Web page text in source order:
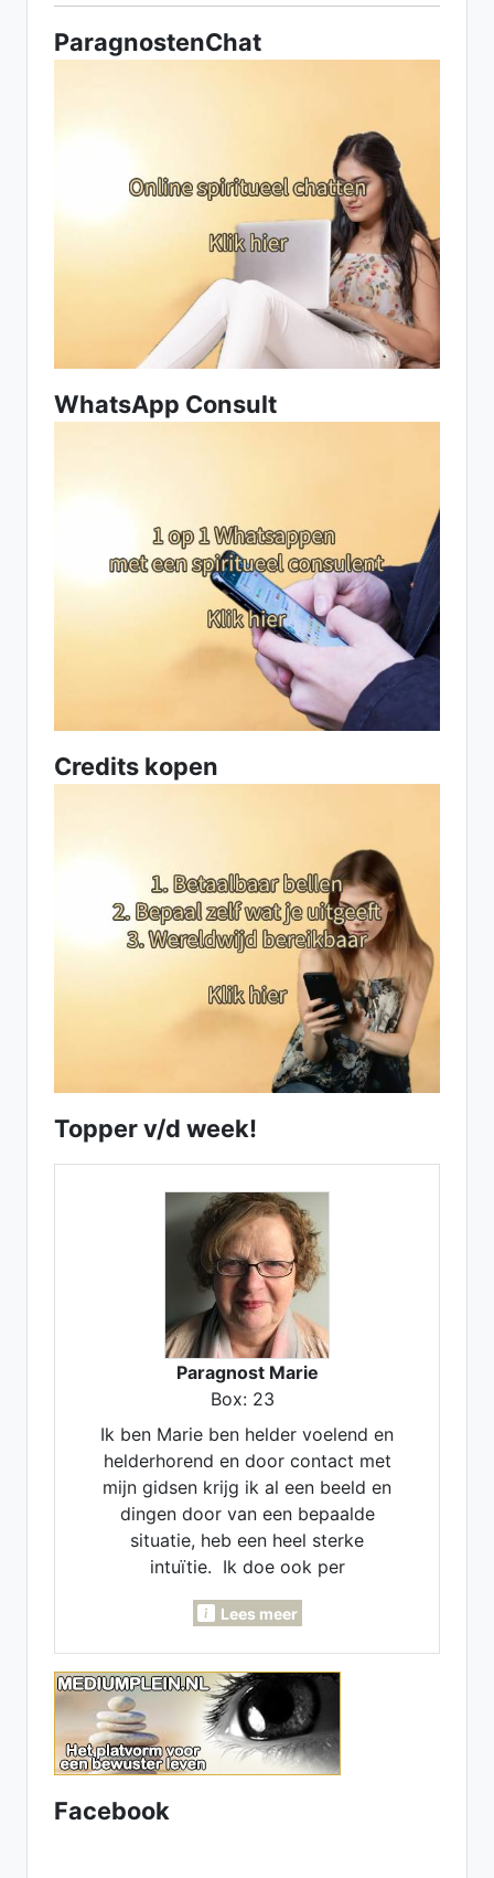
ParagnostenChat
WhatsApp Consult
Credits kopen
Topper v/d week!
Paragnost Marie
Box: 23
Ik ben Marie ben helder voelend en
helderhorend en door contact met
mijn gidsen krijg ik al een beeld en
dingen door van een bepaalde
situatie, heb een heel sterke
intuïtie. Ik doe ook per
kan voor je pendelen, invoelen,
inzichtkaarten voor je leggen. Ook
voor verleden - heden en
toekomst. Heb een luisterend oor.
samen komen we er wel uit.
Lees meer
Facebook